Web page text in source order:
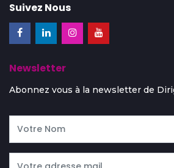
Suivez Nous
Newsletter
Abonnez vous à la newsletter de